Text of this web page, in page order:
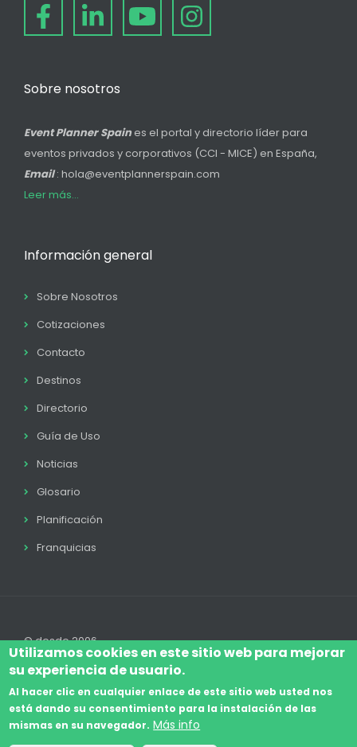
Sobre nosotros
Event Planner Spain es el portal y directorio líder para
eventos privados y corporativos (CCI - MICE) en España,
Email: hola@eventplannerspain.com
Leer más...
Información general
Sobre Nosotros
Cotizaciones
Contacto
Destinos
Directorio
Guía de Uso
Noticias
Glosario
Planificación
Franquicias
© desde 2006
Footer
Aviso Legal Legal
Utilizamos cookies en este sitio web para mejorar
su experiencia de usuario.
Al hacer clic en cualquier enlace de este sitio web usted nos
está dando su consentimiento para la instalación de las
mismas en su navegador. Más info